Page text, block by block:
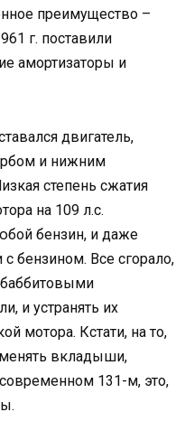
преимущество –
г. поставили
амортизаторы и
двигатель,
и нижним
степень сжатия
на 109 л.с.
бензин, и даже
бензином. Все сгорало,
и устранять их
мотора. Кстати, на то,
вкладыши,
131-м, это,